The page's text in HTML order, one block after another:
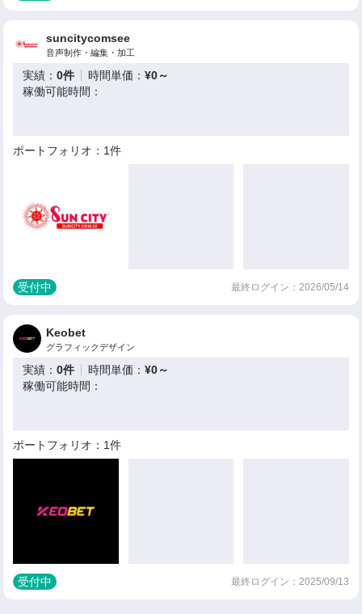
suncitycomsee
音声制作・編集・加工
実績：0件 時間単価：¥0～
稼働可能時間：
ポートフォリオ：1件
受付中 最終ログイン：2026/05/14
Keobet
グラフィックデザイン
実績：0件 時間単価：¥0～
稼働可能時間：
ポートフォリオ：1件
受付中 最終ログイン：2025/09/13